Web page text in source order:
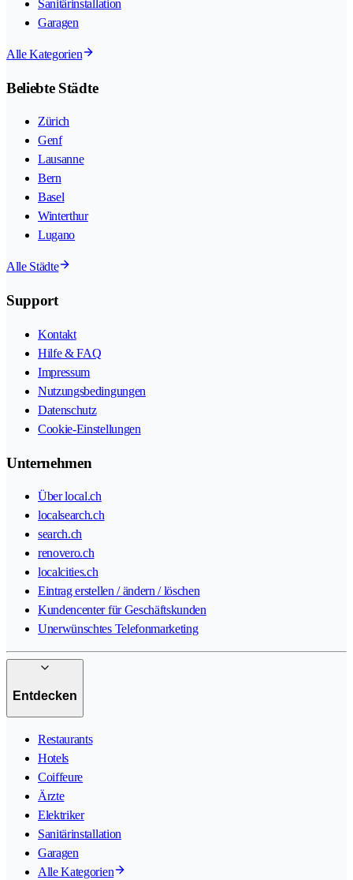
Sanitärinstallation
Garagen
Alle Kategorien
Beliebte Städte
Zürich
Genf
Lausanne
Bern
Basel
Winterthur
Lugano
Alle Städte
Support
Kontakt
Hilfe & FAQ
Impressum
Nutzungsbedingungen
Datenschutz
Cookie-Einstellungen
Unternehmen
Über local.ch
localsearch.ch
search.ch
renovero.ch
localcities.ch
Eintrag erstellen / ändern / löschen
Kundencenter für Geschäftskunden
Unerwünschtes Telefonmarketing
Entdecken
Restaurants
Hotels
Coiffeure
Ärzte
Elektriker
Sanitärinstallation
Garagen
Alle Kategorien